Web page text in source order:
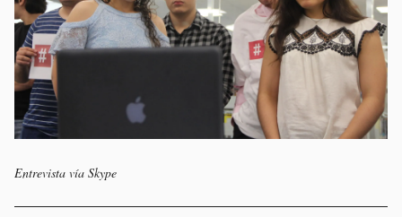
Entrevista vía Skype